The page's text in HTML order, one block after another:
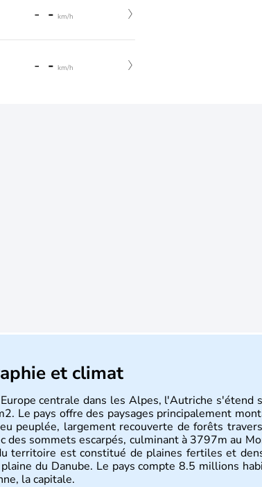
- - km/h
- - km/h
et climat
centrale dans les Alpes, l'Autriche s'étend
Le pays offre des paysages principalement
peuplée, largement recouverte de forêts
des sommets escarpés, culminant à 3797m au
territoire est constitué de plaines fertiles et
du Danube. Le pays compte 8.5 millions
la capitale.